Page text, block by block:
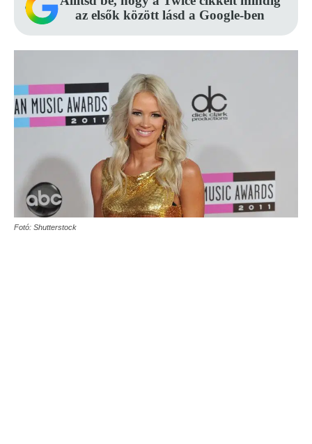
az elsők között lásd a Google-ben
Fotó: Shutterstock